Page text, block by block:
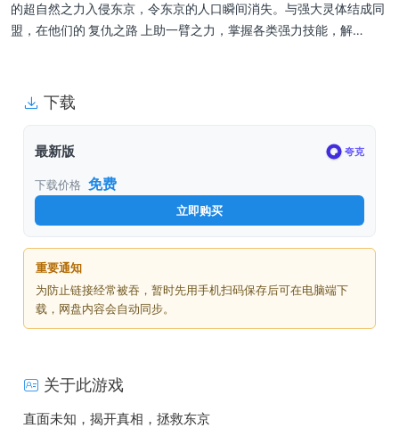
的超自然之力入侵东京，令东京的人口瞬间消失。与强大灵体结成同
盟，在他们的 复仇之路 上助一臂之力，掌握各类强力技能，解…
下载
最新版 夸克
下载价格 免费
立即购买
重要通知
为防止链接经常被吞，暂时先用手机扫码保存后可在电脑端下
载，网盘内容会自动同步。
关于此游戏
直面未知，揭开真相，拯救东京